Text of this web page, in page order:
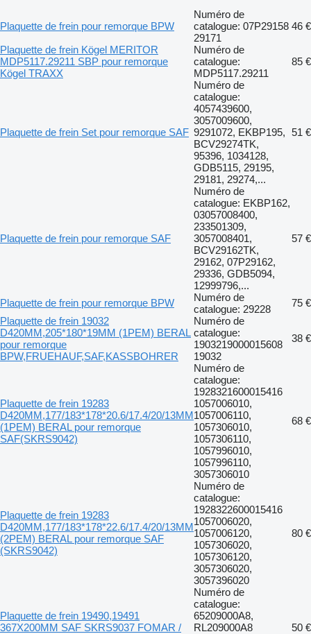
Plaquette de frein pour remorque BPW
Numéro de
catalogue: 07P29158
29171
46 €
Plaquette de frein Kögel MERITOR
MDP5117.29211 SBP pour remorque
Kögel TRAXX
Numéro de
catalogue:
MDP5117.29211
85 €
Plaquette de frein Set pour remorque SAF
Numéro de
catalogue:
4057439600,
3057009600,
9291072, EKBP195,
BCV29274TK,
95396, 1034128,
GDB5115, 29195,
29181, 29274,...
51 €
Plaquette de frein pour remorque SAF
Numéro de
catalogue: EKBP162,
03057008400,
233501309,
3057008401,
BCV29162TK,
29162, 07P29162,
29336, GDB5094,
12999796,...
57 €
Plaquette de frein pour remorque BPW
Numéro de
catalogue: 29228
75 €
Plaquette de frein 19032
D420ММ,205*180*19ММ (1РЕМ) BERAL
pour remorque
BPW,FRUEHAUF,SAF,KASSBOHRER
Numéro de
catalogue:
1903219000015608
19032
38 €
Plaquette de frein 19283
D420ММ,177/183*178*20.6/17.4/20/13ММ
(1РЕМ) BERAL pour remorque
SAF(SKRS9042)
Numéro de
catalogue:
1928321600015416
1057006010,
1057006110,
1057306010,
1057306110,
1057996010,
1057996110,
3057306010
68 €
Plaquette de frein 19283
D420ММ,177/183*178*22.6/17.4/20/13ММ
(2РЕМ) BERAL pour remorque SAF
(SKRS9042)
Numéro de
catalogue:
1928322600015416
1057006020,
1057006120,
1057306020,
1057306120,
3057306020,
3057396020
80 €
Plaquette de frein 19490,19491
367X200MM SAF SKRS9037 FOMAR /
Numéro de
catalogue:
65209000A8,
RL209000A8
50 €